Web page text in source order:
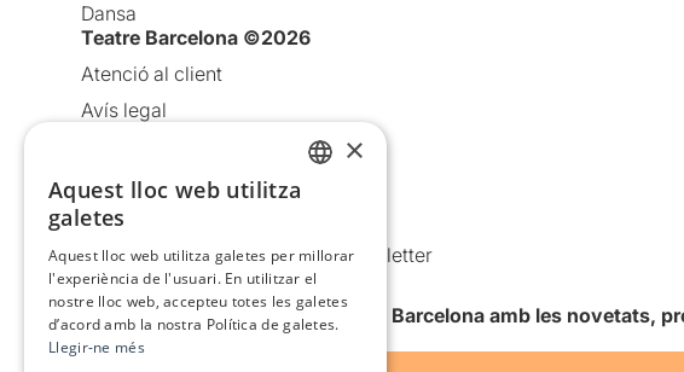
Dansa
Teatre Barcelona ©2026
Atenció al client
Avís legal
Política de cookies
Condicions d’ús
Comunicacions comercials i Newsletter
Anuncia’t
Vull rebre la newsletter de Teatre Barcelona amb les novetats,
×
Aquest lloc web utilitza
galetes
Aquest lloc web utilitza galetes per millorar
l'experiència de l'usuari. En utilitzar el
nostre lloc web, accepteu totes les galetes
d’acord amb la nostra Política de galetes.
Llegir-ne més